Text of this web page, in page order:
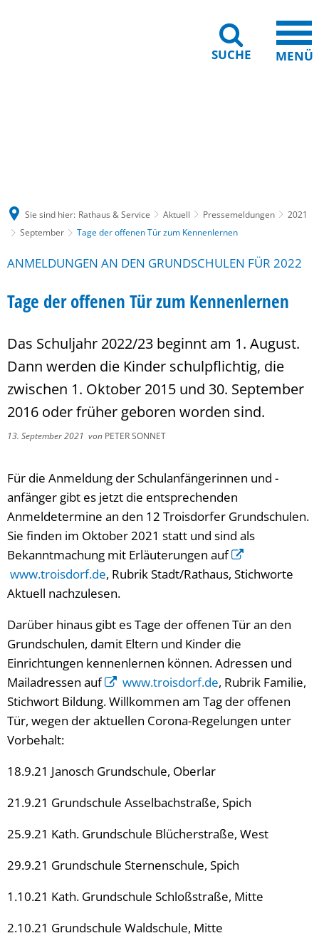
SUCHE MENÜ
Sie sind hier: Rathaus & Service Aktuell Pressemeldungen
2021
September
Tage der offenen Tür zum Kennenlernen
ANMELDUNGEN AN DEN GRUNDSCHULEN FÜR 2022
Tage der offenen Tür zum Kennenlernen
Das Schuljahr 2022/23 beginnt am 1. August.
Dann werden die Kinder schulpflichtig, die
zwischen 1. Oktober 2015 und 30. September
2016 oder früher geboren worden sind.
13. September 2021 von PETER SONNET
Für die Anmeldung der Schulanfängerinnen und -
anfänger gibt es jetzt die entsprechenden
Anmeldetermine an den 12 Troisdorfer Grundschulen.
Sie finden im Oktober 2021 statt und sind als
Bekanntmachung mit Erläuterungen auf
www.troisdorf.de, Rubrik Stadt/Rathaus, Stichworte
Aktuell nachzulesen.
Darüber hinaus gibt es Tage der offenen Tür an den
Grundschulen, damit Eltern und Kinder die
Einrichtungen kennenlernen können. Adressen und
Mailadressen auf
www.troisdorf.de, Rubrik Familie,
Stichwort Bildung. Willkommen am Tag der offenen
Tür, wegen der aktuellen Corona-Regelungen unter
Vorbehalt:
18.9.21 Janosch Grundschule, Oberlar
21.9.21 Grundschule Asselbachstraße, Spich
25.9.21 Kath. Grundschule Blücherstraße, West
29.9.21 Grundschule Sternenschule, Spich
1.10.21 Kath. Grundschule Schloßstraße, Mitte
2.10.21 Grundschule Waldschule, Mitte